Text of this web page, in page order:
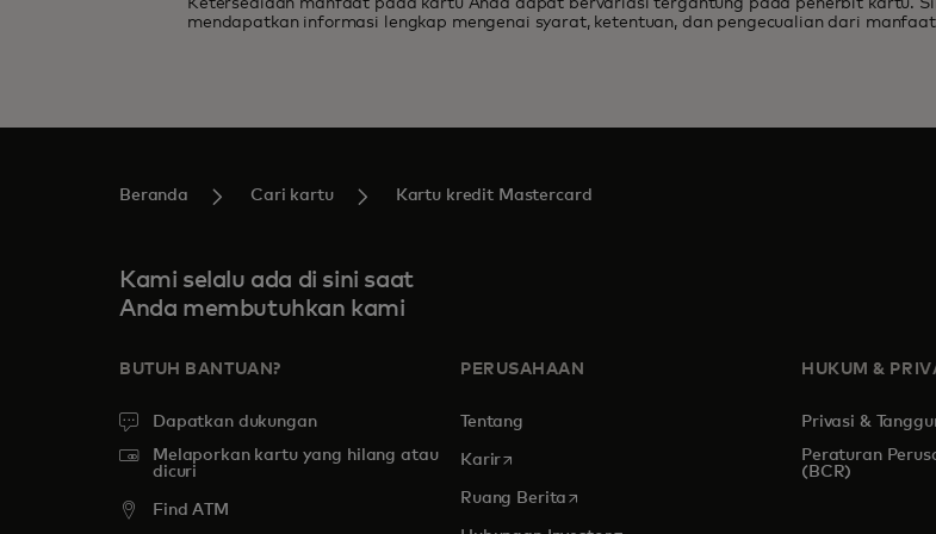
fitur dan manfaat bertaraf
Ketersediaan manfaat pada kartu Anda dapat bervariasi tergantung pada penerbit kartu.
mendapatkan informasi lengkap mengenai syarat, ketentuan, dan pengecualian dari
Beranda Cari kartu Kartu kredit Mastercard
Kami selalu ada di sini saat
Anda membutuhkan kami
BUTUH BANTUAN?
Dapatkan dukungan
Melaporkan kartu yang hilang atau
dicuri
Find ATM
PERUSAHAAN
Tentang
Kariropens in a new tab
Ruang Berita opens in a new tab
HUKUM &
Privasi &
Peraturan
(BCR)